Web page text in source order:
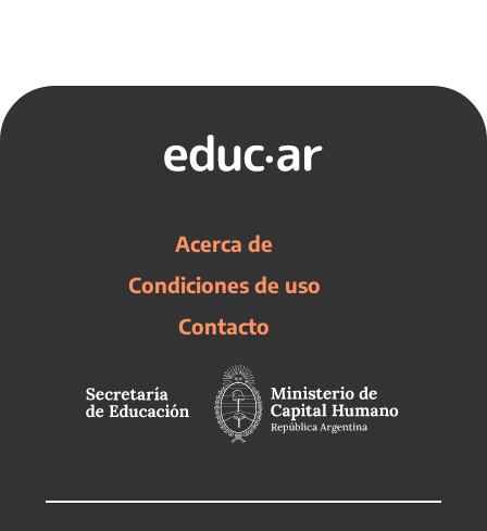
Acerca de
Condiciones de uso
Contacto